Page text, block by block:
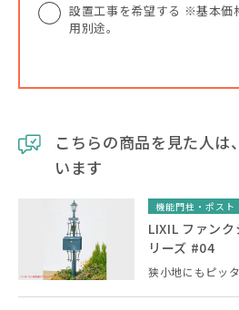
設置工事を希望する ※基本価
用別途。
こちらの商品を見た人は
います
機能門柱・ポスト
LIXIL ファン
リーズ #04
狭小地にもピッ